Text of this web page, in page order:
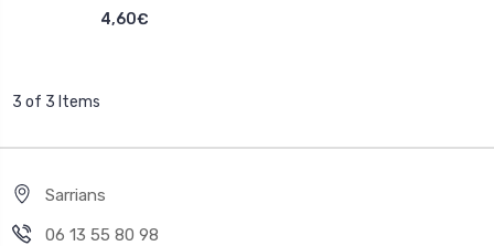
4,60€
3 of 3 Items
Sarrians
06 13 55 80 98